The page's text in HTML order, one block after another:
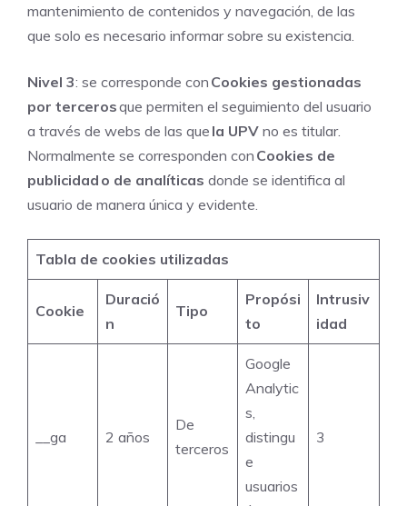
mantenimiento de contenidos y navegación, de las
que solo es necesario informar sobre su existencia.
Nivel 3: se corresponde con Cookies gestionadas
por tercerosque permiten el seguimiento del usuario
a través de webs de las que la UPV no es titular.
Normalmente se corresponden con Cookies de
publicidad o de analíticas donde se identifica al
usuario de manera única y evidente.
Tabla de cookies utilizadas
Cookie
Duració
n
Tipo
Propósi
to
Intrusiv
idad
__ga 2 años
De
terceros
Google
Analytic
s,
distingu
e
usuarios
3